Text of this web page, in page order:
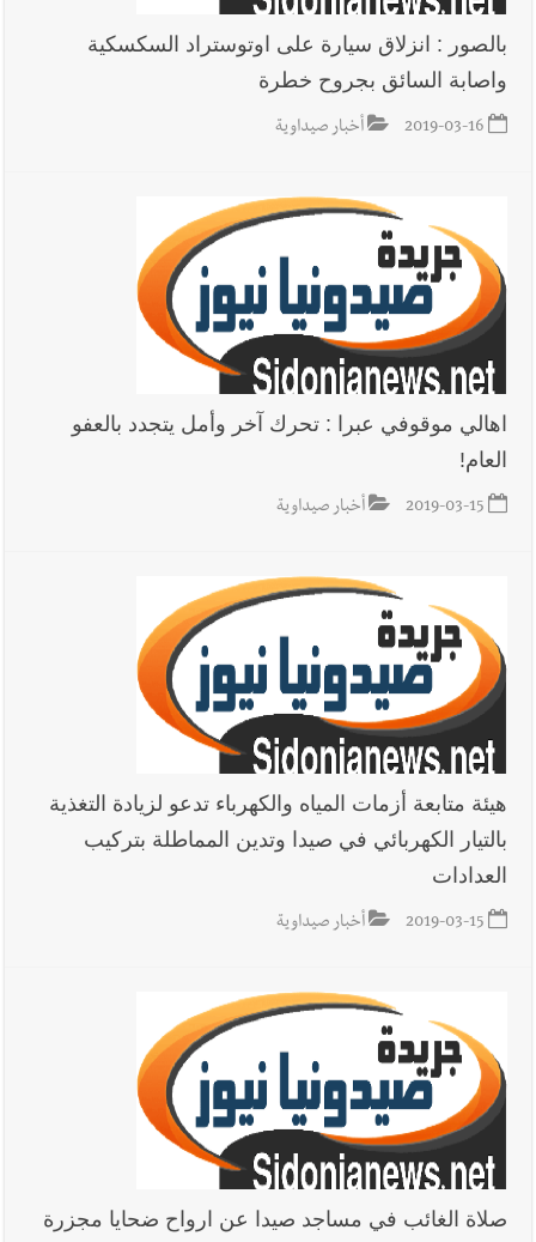
بالصور : انزلاق سيارة على اوتوستراد السكسكية
واصابة السائق بجروح خطرة
2019-03-16 أخبار صيداوية
اهالي موقوفي عبرا : تحرك آخر وأمل يتجدد بالعفو
العام!
2019-03-15 أخبار صيداوية
هيئة متابعة أزمات المياه والكهرباء تدعو لزيادة التغذية
بالتيار الكهربائي في صيدا وتدين المماطلة بتركيب
العدادات
2019-03-15 أخبار صيداوية
صلاة الغائب في مساجد صيدا عن ارواح ضحايا مجزرة